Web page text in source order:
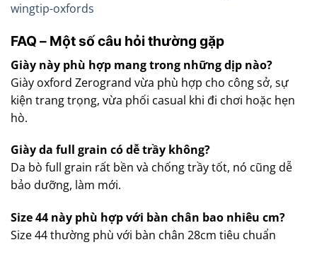
wingtip-oxfords
FAQ – Một số câu hỏi thường gặp
Giày này phù hợp mang trong những dịp nào?
Giày oxford Zerogrand vừa phù hợp cho công sở, sự
kiện trang trọng, vừa phối casual khi đi chơi hoặc hẹn
hò.
Giày da full grain có dễ trầy không?
Da bò full grain rất bền và chống trầy tốt, nó cũng dễ
bảo dưỡng, làm mới.
Size 44 này phù hợp với bàn chân bao nhiêu cm?
Size 44 thường phù với bàn chân 28cm tiêu chuẩn